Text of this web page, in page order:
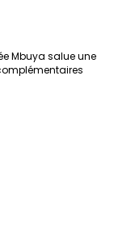
Mbuya salue une